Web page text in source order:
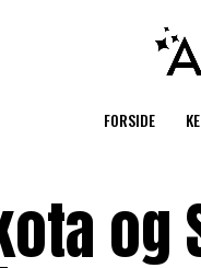
FORSIDE
og